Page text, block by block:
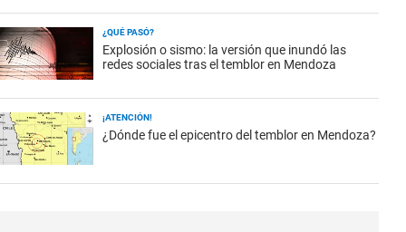
¿QUÉ PASÓ?
Explosión o sismo: la versión que inundó las
redes sociales tras el temblor en Mendoza
¡ATENCIÓN!
¿Dónde fue el epicentro del temblor en Mendoza?